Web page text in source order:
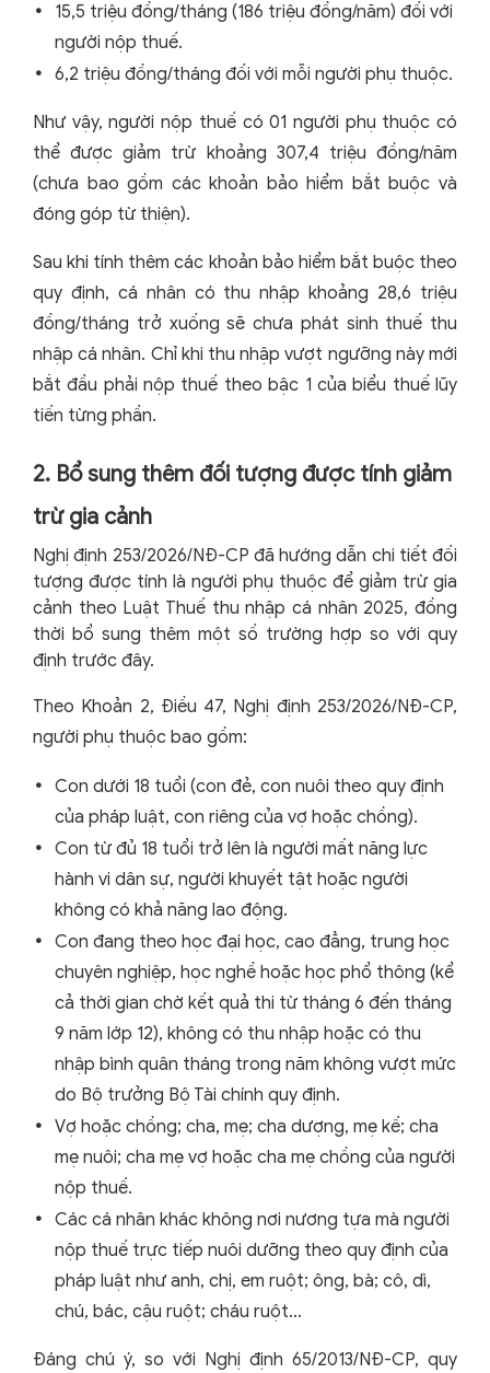
15,5 triệu đồng/tháng (186 triệu đồng/năm) đối với
người nộp thuế.
6,2 triệu đồng/tháng đối với mỗi người phụ thuộc.
Như vậy, người nộp thuế có 01 người phụ thuộc có
thể được giảm trừ khoảng 307,4 triệu đồng/năm
(chưa bao gồm các khoản bảo hiểm bắt buộc và
đóng góp từ thiện).
Sau khi tính thêm các khoản bảo hiểm bắt buộc theo
quy định, cá nhân có thu nhập khoảng 28,6 triệu
đồng/tháng trở xuống sẽ chưa phát sinh thuế thu
nhập cá nhân. Chỉ khi thu nhập vượt ngưỡng này mới
bắt đầu phải nộp thuế theo bậc 1 của biểu thuế lũy
tiến từng phần.
2. Bổ sung thêm đối tượng được tính giảm
trừ gia cảnh
Nghị định 253/2026/NĐ-CP đã hướng dẫn chi tiết đối
tượng được tính là người phụ thuộc để giảm trừ gia
cảnh theo Luật Thuế thu nhập cá nhân 2025, đồng
thời bổ sung thêm một số trường hợp so với quy
định trước đây.
Theo Khoản 2, Điều 47, Nghị định 253/2026/NĐ-CP,
người phụ thuộc bao gồm:
Con dưới 18 tuổi (con đẻ, con nuôi theo quy định
của pháp luật, con riêng của vợ hoặc chồng).
Con từ đủ 18 tuổi trở lên là người mất năng lực
hành vi dân sự, người khuyết tật hoặc người
không có khả năng lao động.
Con đang theo học đại học, cao đẳng, trung học
chuyên nghiệp, học nghề hoặc học phổ thông (kể
cả thời gian chờ kết quả thi từ tháng 6 đến tháng
9 năm lớp 12), không có thu nhập hoặc có thu
nhập bình quân tháng trong năm không vượt mức
do Bộ trưởng Bộ Tài chính quy định.
Vợ hoặc chồng; cha, mẹ; cha dượng, mẹ kế; cha
mẹ nuôi; cha mẹ vợ hoặc cha mẹ chồng của người
nộp thuế.
Các cá nhân khác không nơi nương tựa mà người
nộp thuế trực tiếp nuôi dưỡng theo quy định của
pháp luật như anh, chị, em ruột; ông, bà; cô, dì,
chú, bác, cậu ruột; cháu ruột...
Đáng chú ý, so với Nghị định 65/2013/NĐ-CP, quy